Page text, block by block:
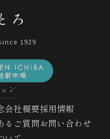
ろ
1929
ン
会社概要採用情報
るご質問お問い合わせ